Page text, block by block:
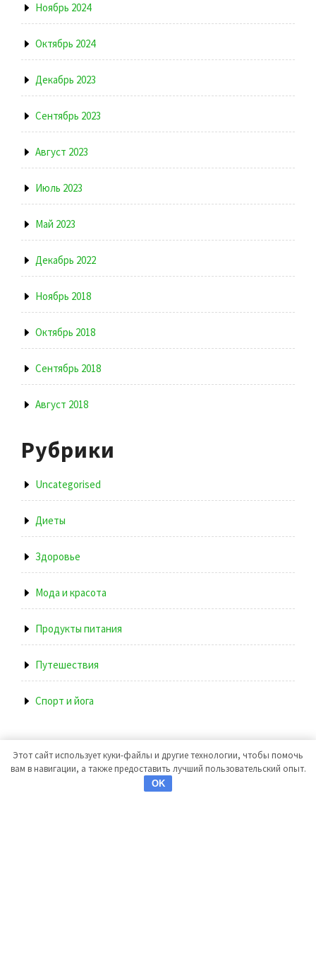
Ноябрь 2024
Октябрь 2024
Декабрь 2023
Сентябрь 2023
Август 2023
Июль 2023
Май 2023
Декабрь 2022
Ноябрь 2018
Октябрь 2018
Сентябрь 2018
Август 2018
Рубрики
Uncategorised
Диеты
Здоровье
Мода и красота
Продукты питания
Путешествия
Спорт и йога
Этот сайт использует куки-файлы и другие технологии, чтобы помочь
вам в навигации, а также предоставить лучший пользовательский опыт.
OK